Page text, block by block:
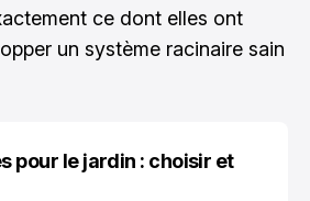
ce dont elles ont
un système racinaire sain
pour le jardin : choisir et